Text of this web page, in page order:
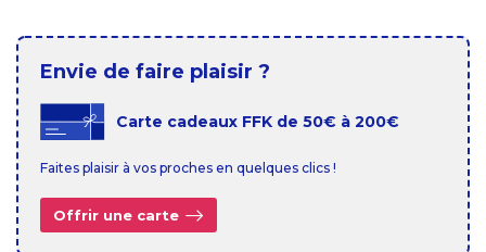
Envie de faire plaisir ?
Carte cadeaux FFK de 50€ à 200€
Faites plaisir à vos proches en quelques clics !
Offrir une carte